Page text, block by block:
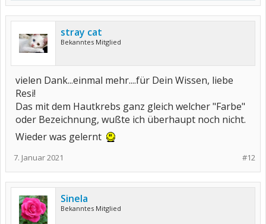
stray cat
Bekanntes Mitglied
vielen Dank...einmal mehr....für Dein Wissen, liebe
Resi!
Das mit dem Hautkrebs ganz gleich welcher "Farbe"
oder Bezeichnung, wußte ich überhaupt noch nicht.
Wieder was gelernt
#12
7. Januar 2021
Sinela
Bekanntes Mitglied